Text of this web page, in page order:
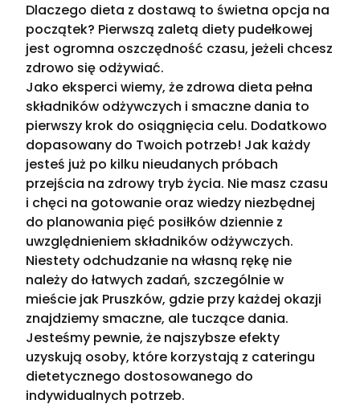
Dlaczego dieta z dostawą to świetna opcja na
początek? Pierwszą zaletą diety pudełkowej
jest ogromna oszczędność czasu, jeżeli chcesz
zdrowo się odżywiać.
Jako eksperci wiemy, że zdrowa dieta pełna
składników odżywczych i smaczne dania to
pierwszy krok do osiągnięcia celu. Dodatkowo
dopasowany do Twoich potrzeb! Jak każdy
jesteś już po kilku nieudanych próbach
przejścia na zdrowy tryb życia. Nie masz czasu
i chęci na gotowanie oraz wiedzy niezbędnej
do planowania pięć posiłków dziennie z
uwzględnieniem składników odżywczych.
Niestety odchudzanie na własną rękę nie
należy do łatwych zadań, szczególnie w
mieście jak Pruszków, gdzie przy każdej okazji
znajdziemy smaczne, ale tuczące dania.
Jesteśmy pewnie, że najszybsze efekty
uzyskują osoby, które korzystają z cateringu
dietetycznego dostosowanego do
indywidualnych potrzeb.